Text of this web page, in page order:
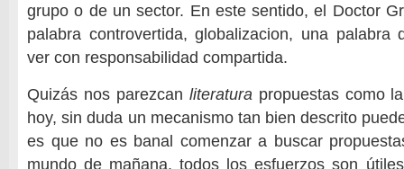
grupo o de un sector. En este sentido, el Doctor
palabra controvertida, globalizacion, una palabra
ver con responsabilidad compartida.
Quizás nos parezcan literaturapropuestas como
hoy, sin duda un mecanismo tan bien descrito
es que no es banal comenzar a buscar
mundo de mañana, todos los esfuerzos son